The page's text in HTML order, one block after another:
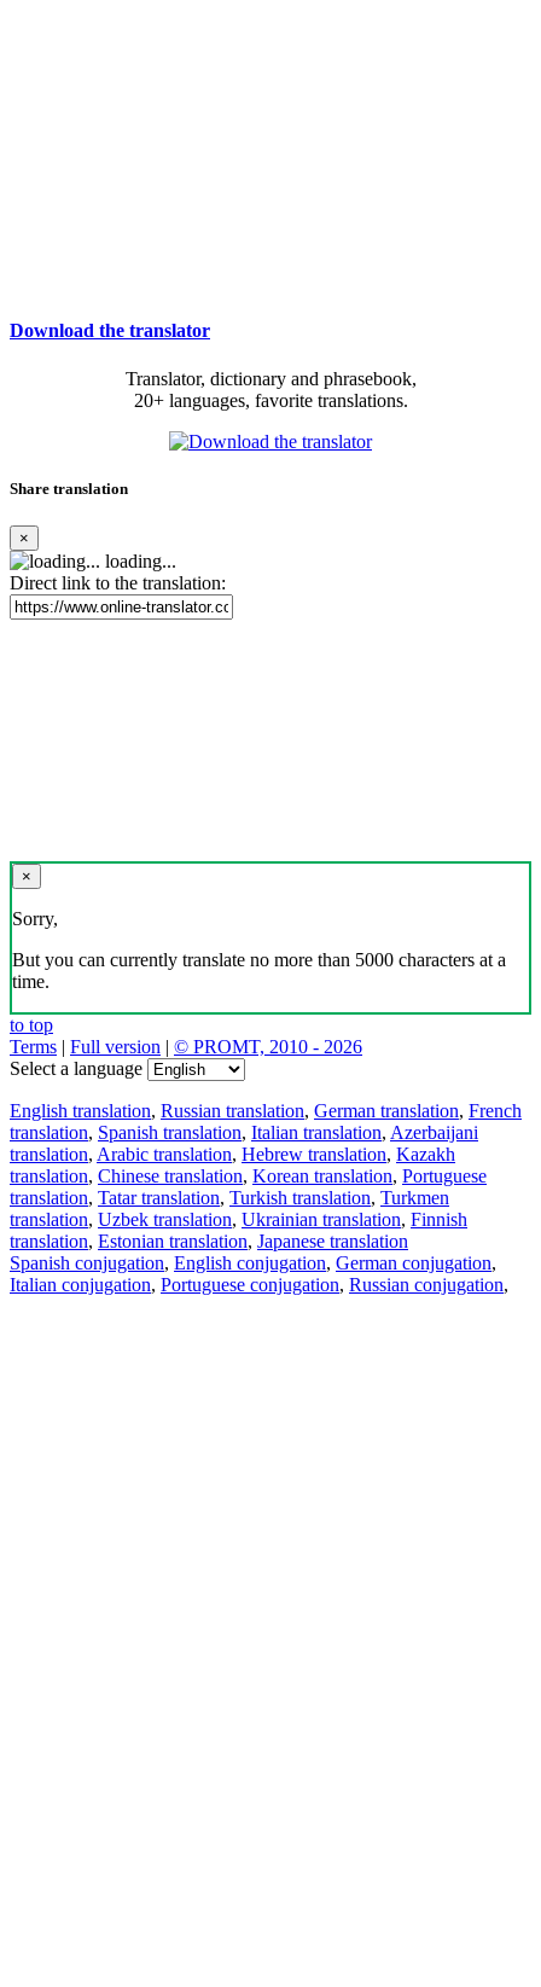
Download the translator
Translator, dictionary and phrasebook,
20+ languages, favorite translations.
Share translation
×
loading...
Direct link to the translation:
×
Sorry,
But you can currently translate no more than 5000 characters at a
time.
to top
Terms | Full version | © PROMT, 2010 - 2026
Select a language
English translation, Russian translation, German translation, French
translation, Spanish translation, Italian translation, Azerbaijani
translation, Arabic translation, Hebrew translation, Kazakh
translation, Chinese translation, Korean translation, Portuguese
translation, Tatar translation, Turkish translation, Turkmen
translation, Uzbek translation, Ukrainian translation, Finnish
translation, Estonian translation, Japanese translation
Spanish conjugation, English conjugation, German conjugation,
Italian conjugation, Portuguese conjugation, Russian conjugation,